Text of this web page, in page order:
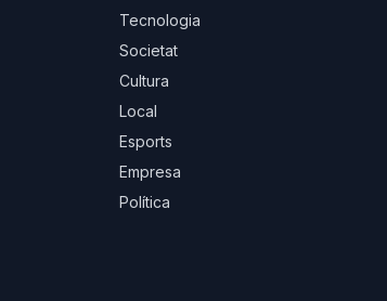
Tecnologia
Societat
Cultura
Local
Esports
Empresa
Política